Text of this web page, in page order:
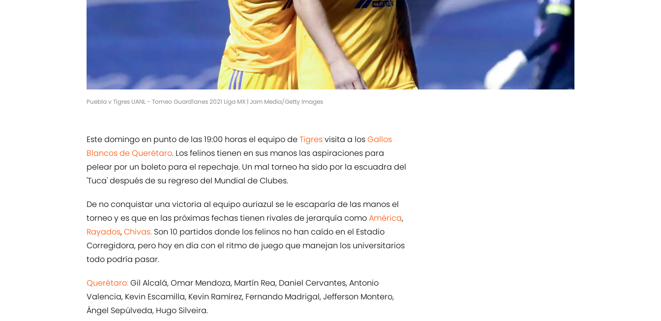
Puebla v Tigres UANL - Torneo Guard1anes 2021 Liga MX | Jam Media/Getty Images
Este domingo en punto de las 19:00 horas el equipo deTigresvisita a losGallos
Blancos de Querétaro. Los felinos tienen en sus manos las aspiraciones para
pelear por un boleto para el repechaje. Un mal torneo ha sido por la escuadra del
'Tuca' después de su regreso del Mundial de Clubes.
De no conquistar una victoria al equipo auriazul se le escaparía de las manos el
torneo y es que en las próximas fechas tienen rivales de jerarquía comoAmérica,
Rayados,Chivas. Son 10 partidos donde los felinos no han caído en el Estadio
Corregidora, pero hoy en día con el ritmo de juego que manejan los universitarios
todo podría pasar.
Querétaro:Gil Alcalá, Omar Mendoza, Martín Rea, Daniel Cervantes, Antonio
Valencia, Kevin Escamilla, Kevin Ramírez, Fernando Madrigal, Jefferson Montero,
Ángel Sepúlveda, Hugo Silveira.